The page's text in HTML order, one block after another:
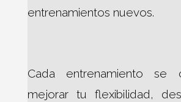
entrenamientos nuevos.
Cada entrenamiento se
mejorar tu flexibilidad,